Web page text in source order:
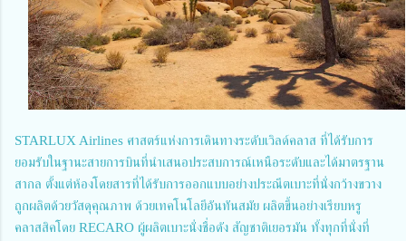
STARLUX Airlines ศาสตร์แห่งการเดินทางระดับเวิลด์คลาส ที่ได้รับการ
ยอมรับในฐานะสายการบินที่นำเสนอประสบการณ์เหนือระดับและได้มาตรฐาน
สากล ตั้งแต่ห้องโดยสารที่ได้รับการออกแบบอย่างประณีตเบาะที่นั่งกว้างขวาง
ถูกผลิตด้วยวัสดุคุณภาพ ด้วยเทคโนโลยีอันทันสมัย ผลิตขึ้นอย่างเรียบหรู
คลาสสิคโดย RECARO ผู้ผลิตเบาะนั่งชื่อดัง สัญชาติเยอรมัน ทั้งทุกที่นั่งที่